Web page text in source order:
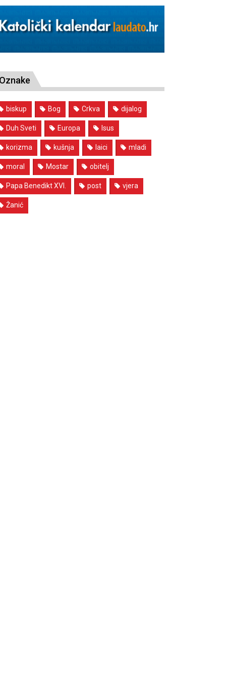
Oznake
biskup Bog Crkva dijalog
Duh Sveti Europa Isus
korizma kušnja laici mladi
moral Mostar obitelj
Papa Benedikt XVI. post vjera
Žanić